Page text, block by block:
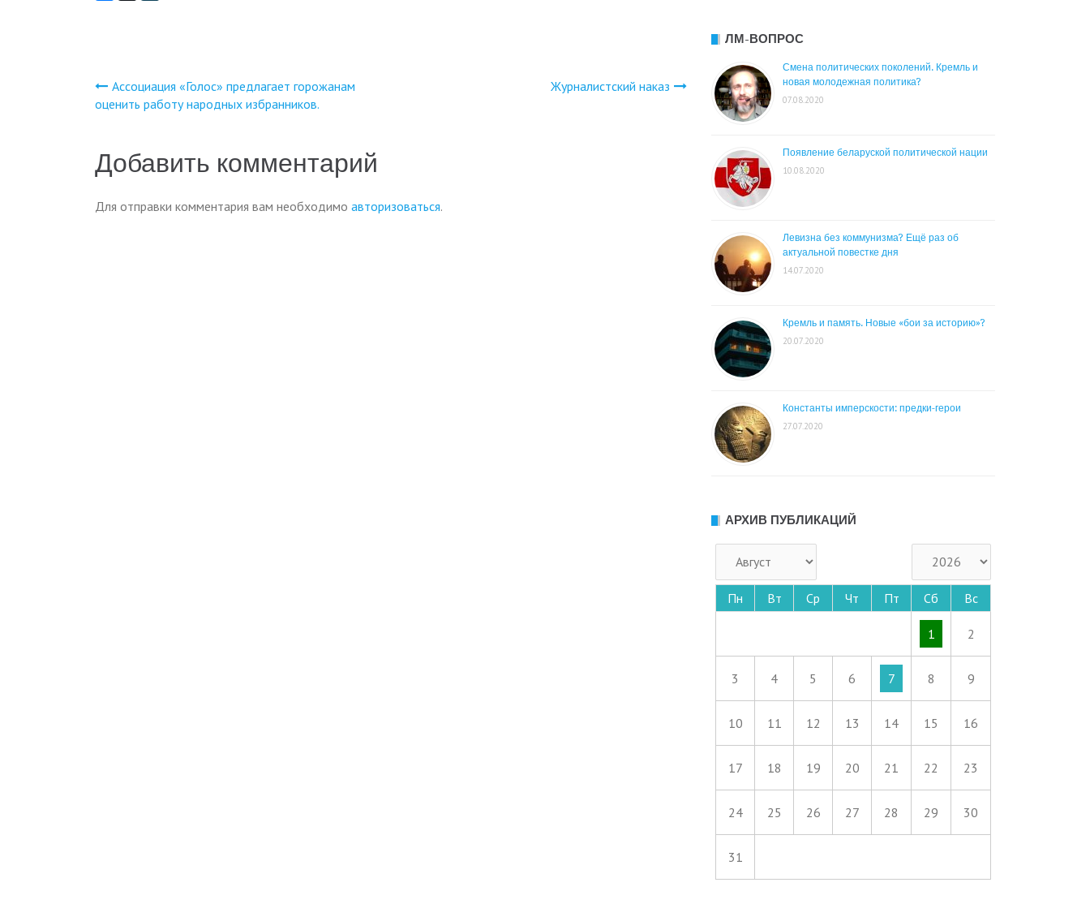
Навигация
записям
Ассоциация «Голос» предлагает горожанам
оценить работу народных избранников.
Журналистский наказ
Добавить комментарий
Для отправки комментария вам необходимо авторизоваться.
ЛМ-ВОПРОС
Смена политических поколений. Кремль и
новая молодежная политика?
07.08.2020
Появление беларуской политической нации
10.08.2020
Левизна без коммунизма? Ещё раз об
актуальной повестке дня
14.07.2020
Кремль и память. Новые «бои за историю»?
20.07.2020
Константы имперскости: предки-герои
27.07.2020
АРХИВ ПУБЛИКАЦИЙ
Пн Вт Ср Чт Пт Сб Вс
1 2
3 4 5 6 7 8 9
10 11 12 13 14 15 16
17 18 19 20 21 22 23
24 25 26 27 28 29 30
31